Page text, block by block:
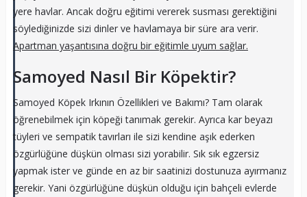
yere havlar. Ancak doğru eğitimi vererek susması gerektiğini
söylediğinizde sizi dinler ve havlamaya bir süre ara verir.
Apartman yaşantısına doğru bir eğitimle uyum sağlar.
Samoyed Nasıl Bir Köpektir?
Samoyed Köpek Irkının Özellikleri ve Bakımı? Tam olarak
öğrenebilmek için köpeği tanımak gerekir. Ayrıca kar beyazı
tüyleri ve sempatik tavırları ile sizi kendine aşık ederken
özgürlüğüne düşkün olması sizi yorabilir. Sık sık egzersiz
yapmak ister ve günde en az bir saatinizi dostunuza ayırmanız
gerekir. Yani özgürlüğüne düşkün olduğu için bahçeli evlerde